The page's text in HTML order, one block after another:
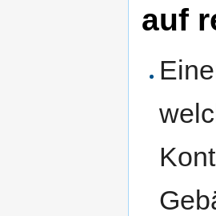
auf